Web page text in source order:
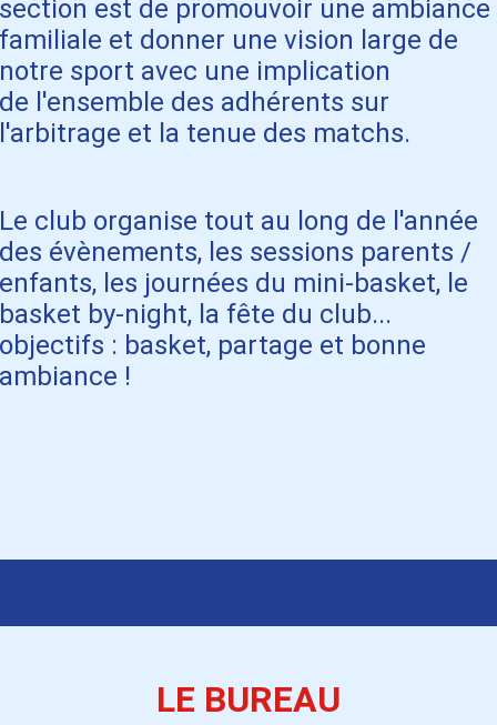
est de promouvoir une ambiance
et donner une vision large de
sport avec une implication
l'ensemble des adhérents sur
et la tenue des matchs.
club organise tout au long de l'année
évènements, les sessions parents /
les journées du mini-basket, le
by-night, la fête du club...
: basket, partage et bonne
!
LE BUREAU